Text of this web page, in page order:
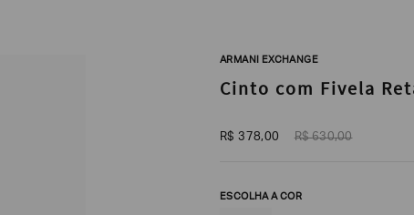
ARMANI EXCHANGE
Cinto com Fivela
R$ 378,00 R$ 630,00
ESCOLHA A COR